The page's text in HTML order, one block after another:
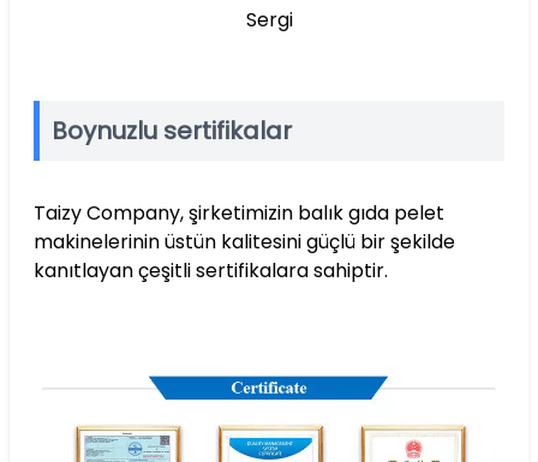
Sergi
Boynuzlu sertifikalar
Taizy Company, şirketimizin balık gıda pelet
makinelerinin üstün kalitesini güçlü bir şekilde
kanıtlayan çeşitli sertifikalara sahiptir.